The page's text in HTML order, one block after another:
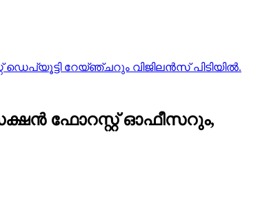
റേയ്ഞ്ചറും വിജിലൻസ് പിടിയിൽ.
ഫോറസ്റ്റ് ഓഫീസറും,